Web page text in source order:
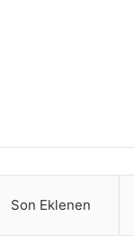
Son Eklenen